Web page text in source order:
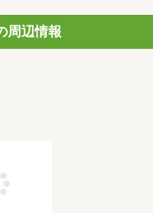
周辺情報